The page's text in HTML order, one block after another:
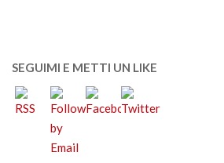
SEGUIMI E METTI UN LIKE